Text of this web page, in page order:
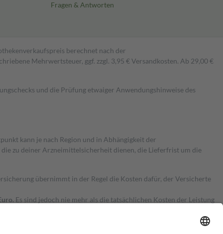
Fragen & Antworten
berechnet nach der
Mehrwertsteuer, ggf. zzgl. 3,95 € Versandkosten. Ab 29,00 €
und die Prüfung etwaiger Anwendungshinweise des
kann je nach Region und in Abhängigkeit der
zu deiner Arzneimittelsicherheit dienen, die Lieferfrist um die
übernimmt in der Regel die Kosten dafür, der Versicherte
Es sind jedoch nie mehr als die tatsächlichen Kosten der Leistung